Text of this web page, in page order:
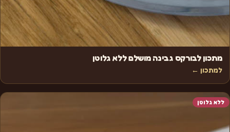
מתכון לבורקס גבינה מושלם ללא גלוטן
למתכון ←
ללא גלוטן